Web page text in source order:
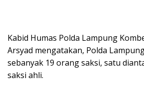
Kabid Humas Polda Lampung
Arsyad mengatakan, Polda
sebanyak 19 orang saksi, satu
saksi ahli.